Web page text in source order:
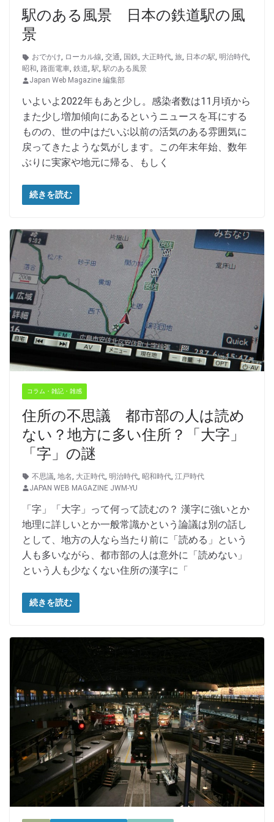
駅のある風景 日本の鉄道駅の風
景
おでかけ, ローカル線, 交通, 国鉄, 大正時代, 旅, 日本の駅, 明治時代,
昭和, 路面電車, 鉄道, 駅, 駅のある風景
Japan Web Magazine 編集部
いよいよ2022年もあと少し。感染者数は11月頃から
また少し増加傾向にあるというニュースを耳にする
ものの、世の中はだいぶ以前の活気のある雰囲気に
戻ってきたような気がします。この年末年始、数年
ぶりに実家や地元に帰る、もしく
続きを読む
コラム・雑記・雑感
住所の不思議 都市部の人は読め
ない？地方に多い住所？「大字」
「字」の謎
不思議 地名 大正時代 明治時代 昭和時代 江戸時代
JAPAN WEB MAGAZINE JWM-YU
「字」「大字」って何って読むの？ 漢字に強いとか
地理に詳しいとか一般常識かという論議は別の話し
として、地方の人なら当たり前に「読める」という
人も多いながら、都市部の人は意外に「読めない」
という人も少なくない住所の漢字に「
続きを読む